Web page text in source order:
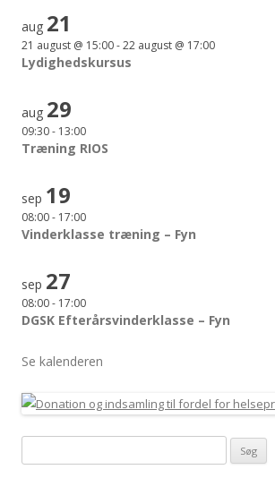
aug 21
21 august @ 15:00-22 august @ 17:00
Lydighedskursus
aug 29
09:30- 13:00
Træning RIOS
sep 19
08:00- 17:00
Vinderklasse træning – Fyn
sep 27
08:00- 17:00
DGSK Efterårsvinderklasse – Fyn
Se kalenderen
efter: